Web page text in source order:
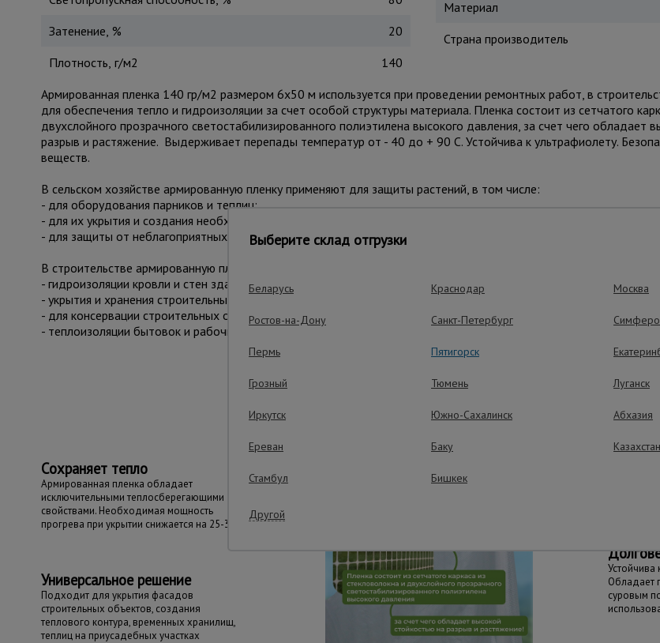
Затенение, %
20
Плотность, г/м2
140
Материал
Страна производитель
Армированная пленка 140 гр/м2 размером 6х50 м используется при проведении ремонтных работ, в
для обеспечения тепло и гидроизоляции за счет особой структуры материала. Пленка состоит из сетчатого
двухслойного прозрачного светостабилизированного полиэтилена высокого давления, за счет чего обладает
разрыв и растяжение. Выдерживает перепады температур от - 40 до + 90 С. Устойчива к ультрафиолету.
веществ.
В сельском хозяйстве армированную пленку применяют для защиты растений, в том числе:
- для оборудования парников и теплиц;
- для их укрытия и создания необходимого микроклимата;
- для защиты от неблагоприятных погодных условий, сильного ветра и града.
В строительстве армированную пленку чаще всего используют для:
- гидроизоляции кровли и стен зданий;
- укрытия и хранения строительных материалов и оборудования, их защиты от влаги и осадков;
- для консервации строительных объектов;
- теплоизоляции бытовок и рабочих мест на строительных площадках.
Важные преимущества – эффективная работа
Сохраняет тепло
Армированная пленка обладает
исключительными теплосберегающими
свойствами. Необходимая мощность
прогрева при укрытии снижается на 25-30%
Универсальное решение
Подходит для укрытия фасадов
строительных объектов, создания
теплового контура, временных хранилищ,
теплиц на приусадебных участках
Обладает
суровым
Выберите склад отгрузки
Беларусь Краснодар Москва
Ростов-на-Дону Санкт-Петербург
Пермь Пятигорск
Грозный Тюмень Луганск
Иркутск Южно-Сахалинск Абхазия
Ереван Баку Казахстан
Стамбул Бишкек
Другой